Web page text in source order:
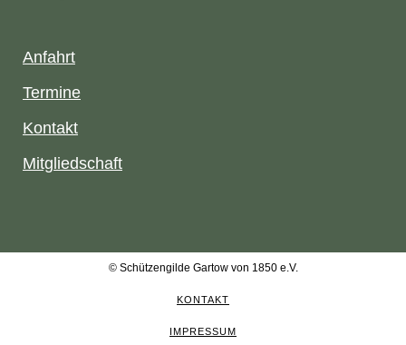
Anfahrt
Termine
Kontakt
Mitgliedschaft
© Schützengilde Gartow von 1850 e.V.
KONTAKT
IMPRESSUM